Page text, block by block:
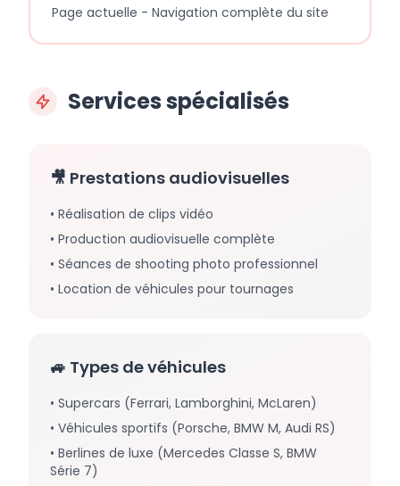
Page actuelle - Navigation complète du site
Services spécialisés
🎥 Prestations audiovisuelles
• Réalisation de clips vidéo
• Production audiovisuelle complète
• Séances de shooting photo professionnel
• Location de véhicules pour tournages
🚙 Types de véhicules
• Supercars (Ferrari, Lamborghini, McLaren)
• Véhicules sportifs (Porsche, BMW M, Audi RS)
• Berlines de luxe (Mercedes Classe S, BMW
Série 7)